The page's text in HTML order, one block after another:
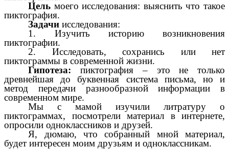
Цель моего исследования: выяснить что такое
пиктография.
Задачиисследования:
1. Изучить историю возникновения
пиктографии.
2. Исследовать, сохранись или нет
пиктограммы в современной жизни.
Гипотеза:пиктография – это не только
древнейшая до буквенная система письма, но и
метод передачи разнообразной информации в
современном мире.
Мы с мамой изучили литратуру о
пиктограммах, посмотрели материал в интернете,
опросили одноклассников и друзей.
Я, дюмаю, что собранный мной материал,
будет интересен моим друзьям и одноклассникам.